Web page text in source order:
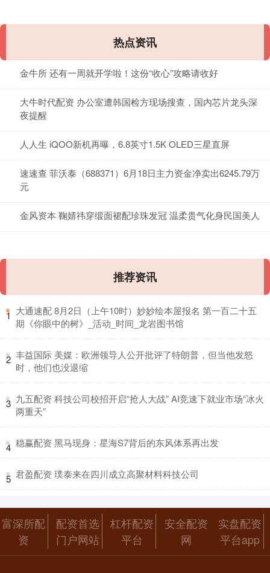
热点资讯
金牛所 还有一周就开学啦！这份“收心”攻略请收好
大牛时代配资 办公室遭韩国检方现场搜查，国内芯片龙头深
夜提醒
人人生 iQOO新机再曝，6.8英寸1.5K OLED三星直屏
速速查 菲沃泰（688371）6月18日主力资金净卖出6245.79万
元
金风资本 鞠婧祎穿缎面裙配珍珠发冠 温柔贵气化身民国美人
推荐资讯
1 ​大通速配 8月2日（上午10时）妙妙绘本屋报名 第一百二十五
期《你眼中的树》_活动_时间_龙岩图书馆
2 ​丰益国际 美媒：欧洲领导人公开批评了特朗普，但当他发怒
时，他们也没退缩
3 ​九五配资 科技公司校招开启“抢人大战” AI竞速下就业市场“冰火
两重天”
4 ​稳赢配资 黑马现身：星海S7背后的东风体系再出发
5 ​君盈配资 璞泰来在四川成立高聚材料科技公司
富深所配
资
配资首选
门户网站
杠杆配资
平台
安全配资
网
实盘配资
平台app